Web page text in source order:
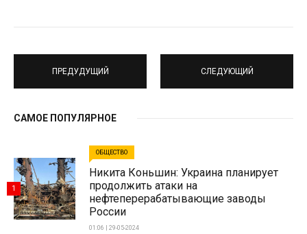
ПРЕДУДУЩИЙ СЛЕДУЮЩИЙ
САМОЕ ПОПУЛЯРНОЕ
ОБЩЕСТВО
Никита Коньшин: Украина планирует
продолжить атаки на
нефтеперерабатывающие заводы
России
01:06 | 29-05-2024
1